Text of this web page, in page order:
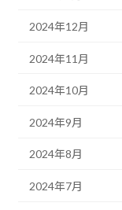
2024年12月
2024年11月
2024年10月
2024年9月
2024年8月
2024年7月